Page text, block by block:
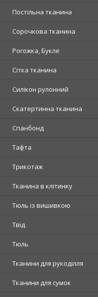
Постільна тканина
Сорочкова тканина
Рогожка, Букле
Сітка тканина
Силікон рулонний
Скатертинна тканина
Спанбонд
Тафта
Трикотаж
Тканина в клітинку
Тюль із вишивкою
Твід
Тюль
Тканини для рукоділля
Тканини для сумок